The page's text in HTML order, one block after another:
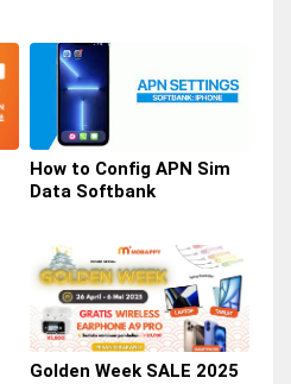
How to Config APN Sim
Data Softbank
Golden Week SALE 2025